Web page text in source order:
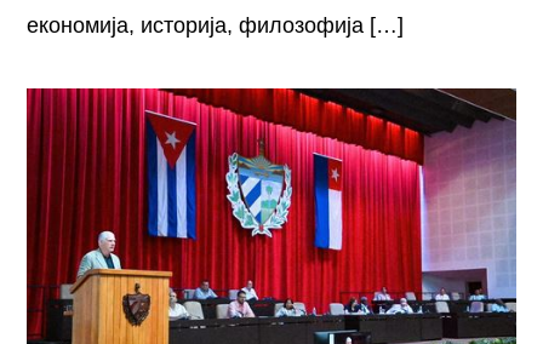
економија, историја, филозофија […]